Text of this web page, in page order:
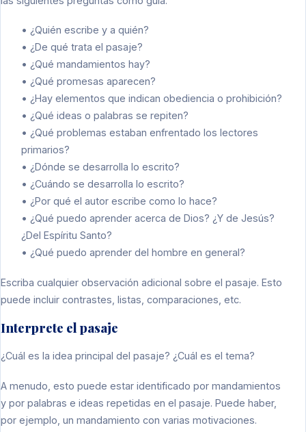
• ¿Quién escribe y a quién?
• ¿De qué trata el pasaje?
• ¿Qué mandamientos hay?
• ¿Qué promesas aparecen?
• ¿Hay elementos que indican obediencia o prohibición?
• ¿Qué ideas o palabras se repiten?
• ¿Qué problemas estaban enfrentado los lectores
primarios?
• ¿Dónde se desarrolla lo escrito?
• ¿Cuándo se desarrolla lo escrito?
• ¿Por qué el autor escribe como lo hace?
• ¿Qué puedo aprender acerca de Dios? ¿Y de Jesús?
¿Del Espíritu Santo?
• ¿Qué puedo aprender del hombre en general?
Escriba cualquier observación adicional sobre el pasaje. Esto
puede incluir contrastes, listas, comparaciones, etc.
Interprete el pasaje
¿Cuál es la idea principal del pasaje? ¿Cuál es el tema?
A menudo, esto puede estar identificado por mandamientos
y por palabras e ideas repetidas en el pasaje. Puede haber,
por ejemplo, un mandamiento con varias motivaciones.